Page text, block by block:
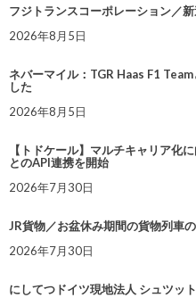
フジトランスコーポレーション／
2026年8月5日
ネバーマイル：TGR Haas F1
した
2026年8月5日
【トドケール】マルチキャリア化
とのAPI連携を開始
2026年7月30日
JR貨物／お盆休み期間の貨物列車
2026年7月30日
にしてつドイツ現地法人 シュツッ